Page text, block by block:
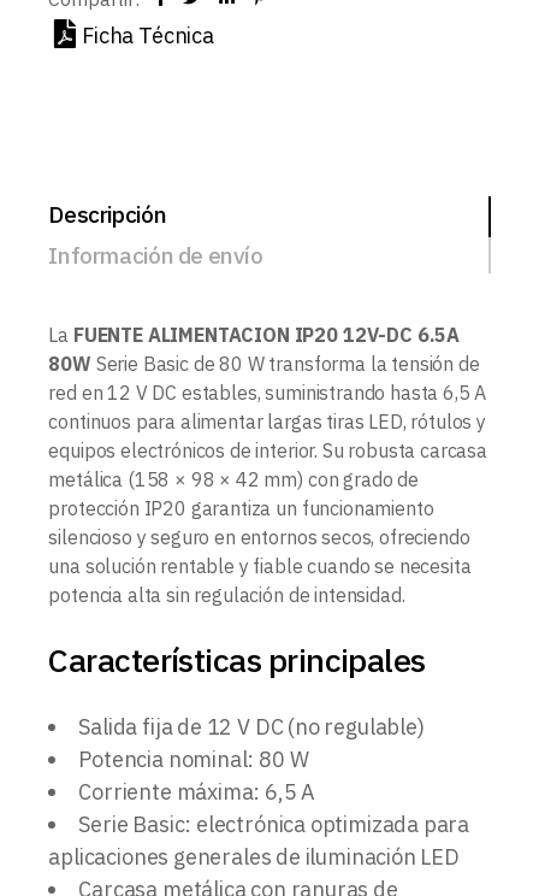
Ficha Técnica
Descripción
Información de envío
La FUENTE ALIMENTACION IP20 12V-DC 6.5A
80W Serie Basic de 80 W transforma la tensión de
red en 12 V DC estables, suministrando hasta 6,5 A
continuos para alimentar largas tiras LED, rótulos y
equipos electrónicos de interior. Su robusta carcasa
metálica (158 × 98 × 42 mm) con grado de
protección IP20 garantiza un funcionamiento
silencioso y seguro en entornos secos, ofreciendo
una solución rentable y fiable cuando se necesita
potencia alta sin regulación de intensidad.
Características principales
Salida fija de 12 V DC (no regulable)
Potencia nominal: 80 W
Corriente máxima: 6,5 A
Serie Basic: electrónica optimizada para
aplicaciones generales de iluminación LED
Carcasa metálica con ranuras de